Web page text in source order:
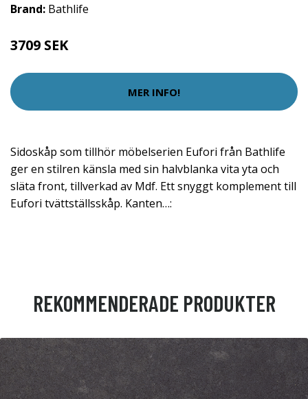
Brand: Bathlife
3709 SEK
MER INFO!
Sidoskåp som tillhör möbelserien Eufori från Bathlife
ger en stilren känsla med sin halvblanka vita yta och
släta front, tillverkad av Mdf. Ett snyggt komplement till
Eufori tvättställsskåp. Kanten…:
REKOMMENDERADE PRODUKTER